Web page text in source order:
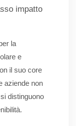
impatto
la
e
il suo core
aziende non
distinguono